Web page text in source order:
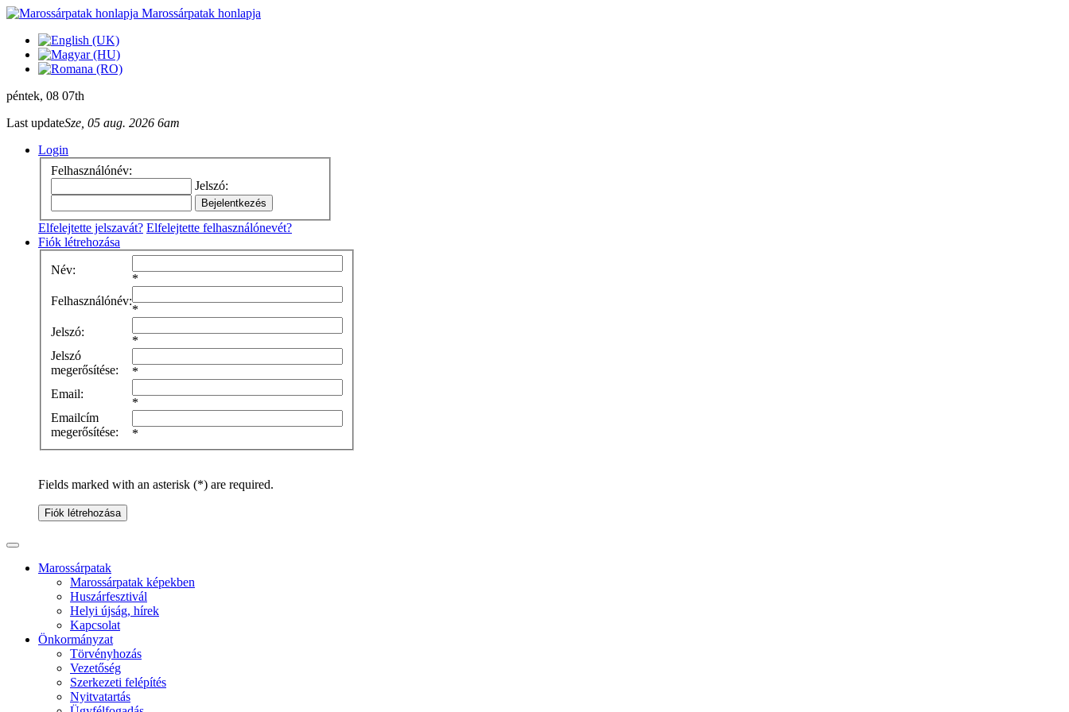
Marossárpatak honlapja
péntek, 08 07th
Last updateSze, 05 aug. 2026 6am
Login
Felhasználónév:
Jelszó:
Elfelejtette jelszavát? Elfelejtette felhasználónevét?
Fiók létrehozása
Név:
*
Felhasználónév:
*
Jelszó:
*
Jelszó
megerősítése:
*
Email:
*
Emailcím
megerősítése:
*
Fields marked with an asterisk (*) are required.
Fiók létrehozása
Marossárpatak
Marossárpatak képekben
Huszárfesztivál
Helyi újság, hírek
Kapcsolat
Önkormányzat
Törvényhozás
Vezetőség
Szerkezeti felépítés
Nyitvatartás